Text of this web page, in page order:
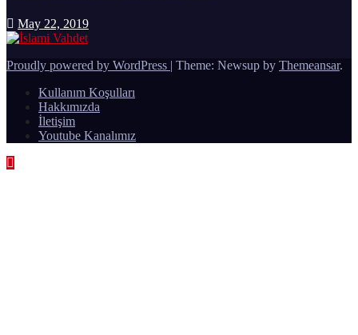
May 22, 2019
Proudly powered by WordPress | Theme: Newsup by Themeansar.
Kullanım Koşulları
Hakkımızda
İletişim
Youtube Kanalımız